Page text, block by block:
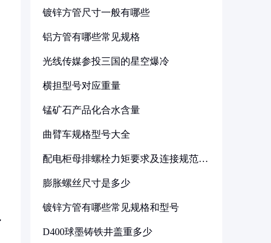
镀锌方管尺寸一般有哪些
铝方管有哪些常见规格
光线传媒参投三国的星空爆冷
横担型号对应重量
锰矿石产品化合水含量
曲臂车规格型号大全
配电柜母排螺栓力矩要求及连接规范详
膨胀螺丝尺寸是多少
镀锌方管有哪些常见规格和型号
D400球墨铸铁井盖重多少